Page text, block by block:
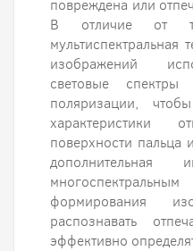
повреждена или
В отличие от
мультиспектральная
изображений
световые
поляризации,
характеристики
поверхности
дополнительная
формирования
распознавать
эффективно